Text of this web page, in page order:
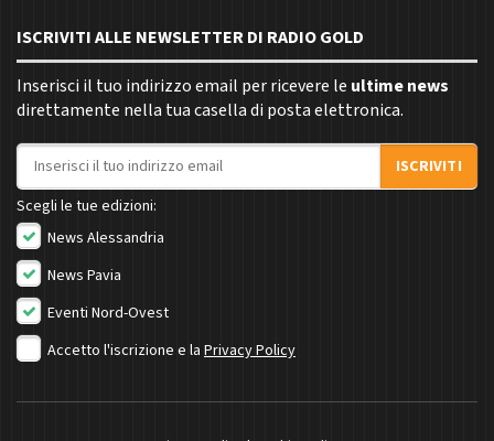
ISCRIVITI ALLE NEWSLETTER DI RADIO GOLD
Inserisci il tuo indirizzo email per ricevere le ultime news
direttamente nella tua casella di posta elettronica.
Indirizzo email
ISCRIVITI
Scegli le tue edizioni:
News Alessandria
News Pavia
Eventi Nord-Ovest
Accetto l'iscrizione e la Privacy Policy